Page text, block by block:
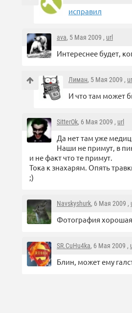
исправил
ava, 5 Мая 2009 , url
Интереснее будет,
Лиман, 5 Мая 2009 , url
И что там может
SitterOk, 6 Мая 2009 , url
Да нет там уже
Наши не примут, в
и не факт что те примут.
Тока к знахарям. Опять
;)
Navskyshurk, 6 Мая 2009 ,
Фотография хорошая
SR.CuHu4ka, 6 Мая 2009 ,
Блин, может ему